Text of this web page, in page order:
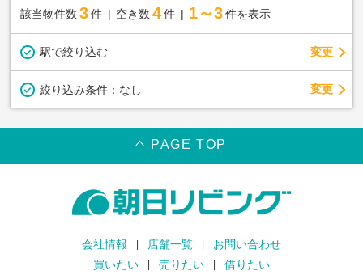
該当物件数 3件 空き数 4 件 1～3 件を表示
駅で絞り込む 変更
絞り込み条件： なし 変更
PAGE TOP
会社情報 店舗一覧
お問い合わせ
買いたい
売りたい 借りたい